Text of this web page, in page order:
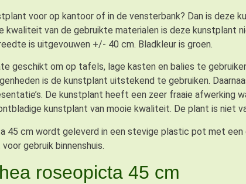
voor op kantoor of in de vensterbank? Dan is deze
kwaliteit van de gebruikte materialen is deze kunstplant
is uitgevouwen +/- 40 cm. Bladkleur is groen.
geschikt om op tafels, lage kasten en balies te
is de kunstplant uitstekend te gebruiken.
De kunstplant heeft een zeer fraaie afwerking
kunstplant van mooie kwaliteit. De plant is niet
45 cm wordt geleverd in een stevige plastic pot met
gebruik binnenshuis.
roseopicta 45 cm